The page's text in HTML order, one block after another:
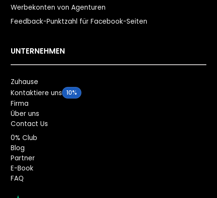
Werbekonten von Agenturen
Feedback-Punktzahl für Facebook-Seiten
UNTERNEHMEN
Zuhause
Kontaktiere uns 10%
Firma
Über uns
Contact Us
0% Club
Blog
Partner
E-Book
FAQ